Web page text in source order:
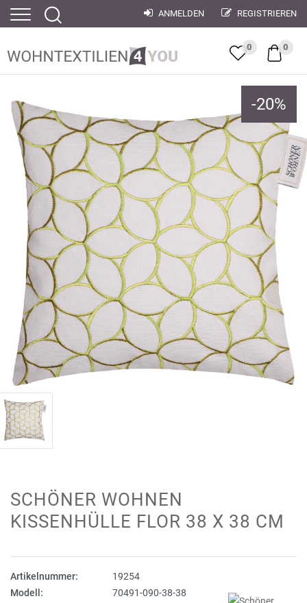
ANMELDEN REGISTRIEREN
0 0
-20%
SCHÖNER WOHNEN
KISSENHÜLLE FLOR 38 X 38 CM
Artikelnummer:
19254
Modell:
70491-090-38-38